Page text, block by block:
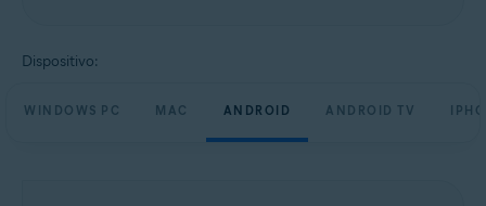
Apple macOS 10.14.x (Mojave)
Apple macOS 10.12.x (Sierra)
Dispositivo:
WINDOWS PC MAC ANDROID ANDROID TV